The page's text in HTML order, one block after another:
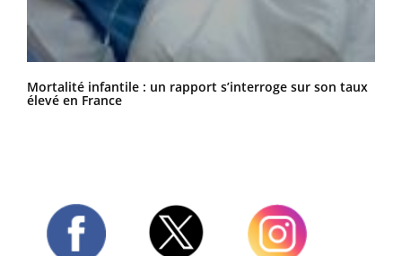
Mortalité infantile : un rapport s’interroge sur son taux
élevé en France